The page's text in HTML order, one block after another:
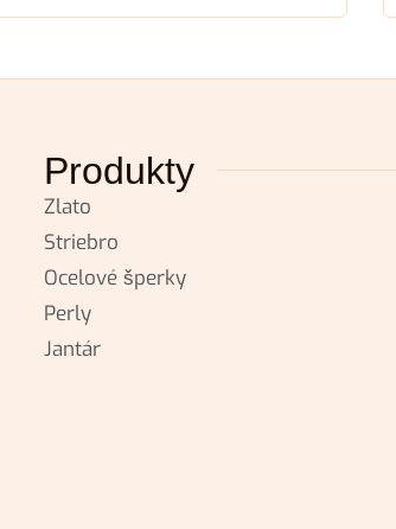
Produkty
Zlato
Striebro
Ocelové šperky
Perly
Jantár